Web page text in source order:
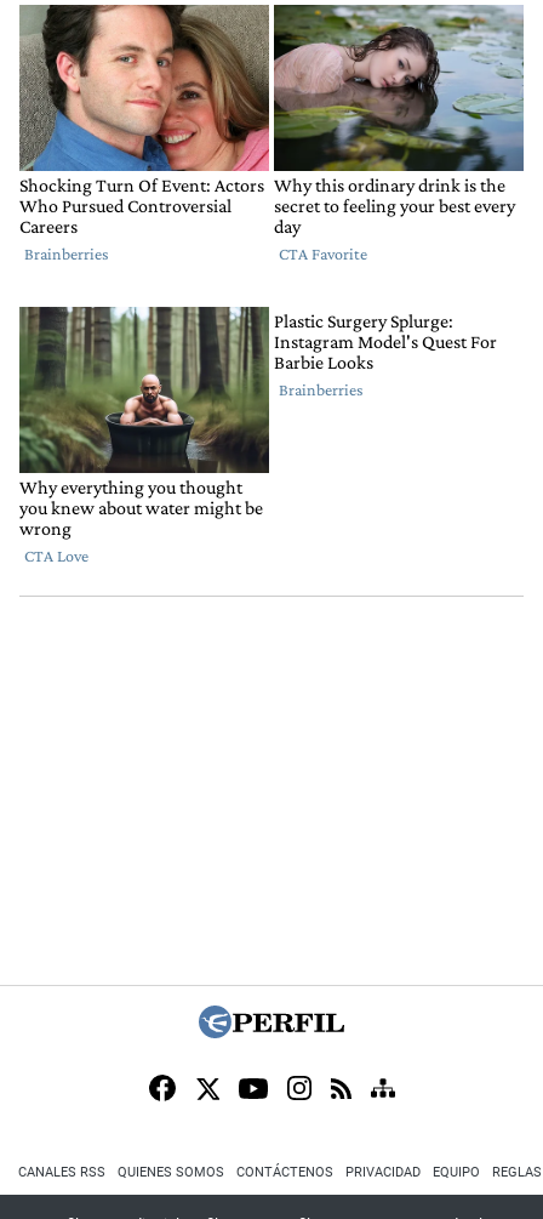
CANALES RSS QUIENES SOMOS CONTÁCTENOS PRIVACIDAD EQUIPO